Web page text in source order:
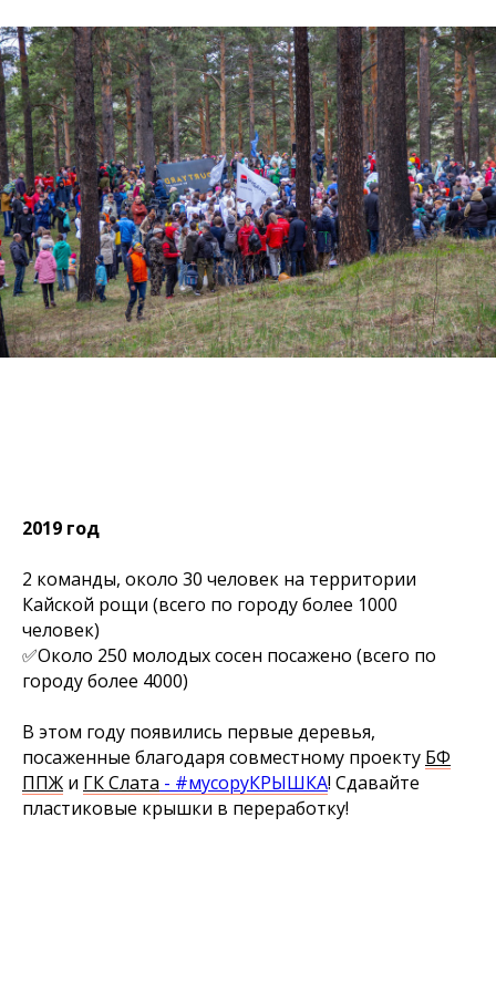
2019 год
2 команды, около 30 человек на территории
Кайской рощи (всего по городу более 1000
человек)
✅Около 250 молодых сосен посажено (всего по
городу более 4000)
В этом году появились первые деревья,
посаженные благодаря совместному проекту БФ
ППЖ и ГК Слата - #мусоруКРЫШКА! Сдавайте
пластиковые крышки в переработку!